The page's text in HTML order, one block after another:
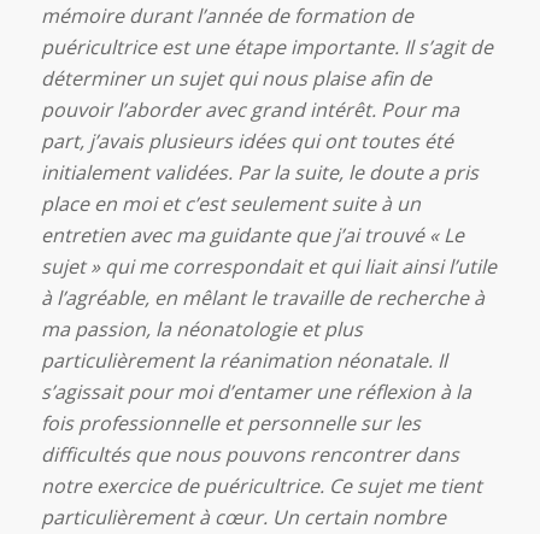
mémoire durant l’année de formation de
puéricultrice est une étape importante. Il s’agit de
déterminer un sujet qui nous plaise afin de
pouvoir l’aborder avec grand intérêt. Pour ma
part, j’avais plusieurs idées qui ont toutes été
initialement validées. Par la suite, le doute a pris
place en moi et c’est seulement suite à un
entretien avec ma guidante que j’ai trouvé « Le
sujet » qui me correspondait et qui liait ainsi l’utile
à l’agréable, en mêlant le travaille de recherche à
ma passion, la néonatologie et plus
particulièrement la réanimation néonatale. Il
s’agissait pour moi d’entamer une réflexion à la
fois professionnelle et personnelle sur les
difficultés que nous pouvons rencontrer dans
notre exercice de puéricultrice. Ce sujet me tient
particulièrement à cœur. Un certain nombre